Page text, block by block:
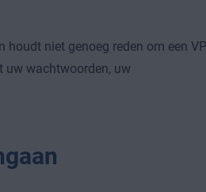
niet genoeg reden om een
uw wachtwoorden, uw